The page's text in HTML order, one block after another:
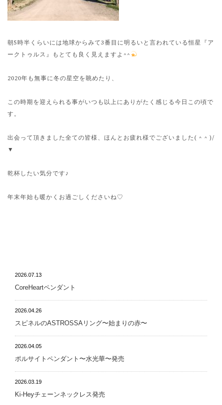
朝5時半くらいには地球からみて3番目に明るいと言われている恒星『ア
ークトゥルス』もとても良く見えますよ^^
2020年も無事に冬の星空を眺めたり、
この時期を迎えられる事がいつも以上にありがたく感じる今日この頃で
す。
出会って頂きました全ての皆様、ほんとお疲れ様でございました( ^ ^ )/
▼
乾杯したい気分です♪
年末年始も暖かくお過ごしくださいね♡
2026.07.13
CoreHeartペンダント
2026.04.26
スピネルのASTROSSAリング〜始まりの赤〜
2026.04.05
ポルサイトペンダント〜水光華〜発売
2026.03.19
Ki-Heyチェーンネックレス発売